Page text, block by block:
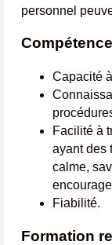
personnel
Capacité
Facilité à
ayant des
calme,
Fiabilité.
Formation